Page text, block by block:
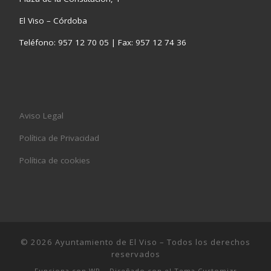
El Viso – Córdoba
Teléfono: 957 12 70 05 | Fax: 957 12 74 36
Aviso Legal
Política de Privacidad
Política de cookies
© 2026 Ayuntamiento de El Viso – Todos los derechos
reservados